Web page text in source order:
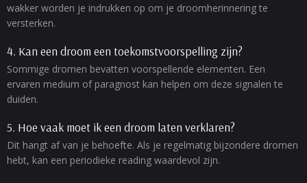
wakker worden je indrukken op om je droomherinnering te
versterken.
4. Kan een droom een toekomstvoorspelling zijn?
Sommige dromen bevatten voorspellende elementen. Een
ervaren medium of paragnost kan helpen om deze signalen te
duiden.
5. Hoe vaak moet ik een droom laten verklaren?
Dit hangt af van je behoefte. Als je regelmatig bijzondere dromen
hebt, kan een periodieke reading waardevol zijn.